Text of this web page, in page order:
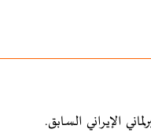
الإيراني السابق.